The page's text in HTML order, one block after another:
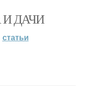
ДАЧИ
статьи